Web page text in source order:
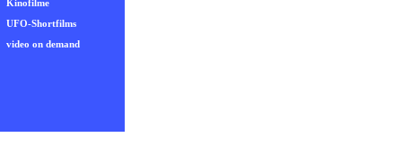
Kinofilme
UFO-Shortfilms
video on demand